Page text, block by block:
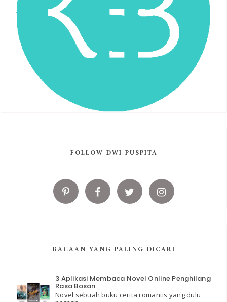
FOLLOW DWI PUSPITA
BACAAN YANG PALING DICARI
3 Aplikasi Membaca Novel Online Penghilang
Rasa Bosan
Novel sebuah buku cerita romantis yang dulu